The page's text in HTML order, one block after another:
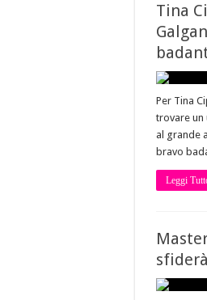
Tina
Per Tina
trovare un
al grande
bravo
Leggi